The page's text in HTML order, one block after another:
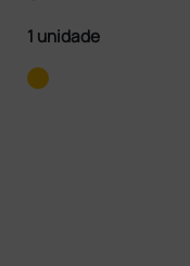
1 unidade